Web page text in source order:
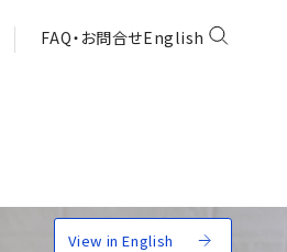
FAQ・お問合せEnglish
View in English